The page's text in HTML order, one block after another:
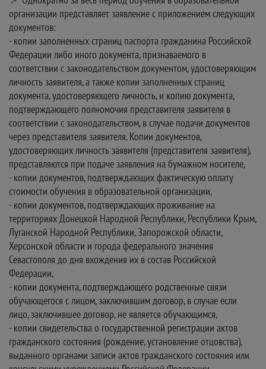
организации представляет заявление с приложением следующих
документов:
- копии заполненных страниц паспорта гражданина Российской
Федерации либо иного документа, признаваемого в
соответствии с законодательством документом, удостоверяющим
личность заявителя, а также копии заполненных страниц
документа, удостоверяющего личность, и копию документа,
подтверждающего полномочия представителя заявителя в
соответствии с законодательством, в случае подачи документов
через представителя заявителя. Копии документов,
удостоверяющих личность заявителя (представителя заявителя),
представляются при подаче заявления на бумажном носителе,
- копии документов, подтверждающих фактическую оплату
стоимости обучения в образовательной организации,
- копии документов, подтверждающих проживание на
территориях Донецкой Народной Республики, Республики Крым,
Луганской Народной Республики, Запорожской области,
Херсонской области и города федерального значения
Севастополя до дня вхождения их в состав Российской
Федерации,
- копии документа, подтверждающего родственные связи
обучающегося с лицом, заключившим договор, в случае если
лицо, заключившее договор, не является обучающимся,
- копии свидетельства о государственной регистрации актов
гражданского состояния (рождение, установление отцовства),
выданного органами записи актов гражданского состояния или